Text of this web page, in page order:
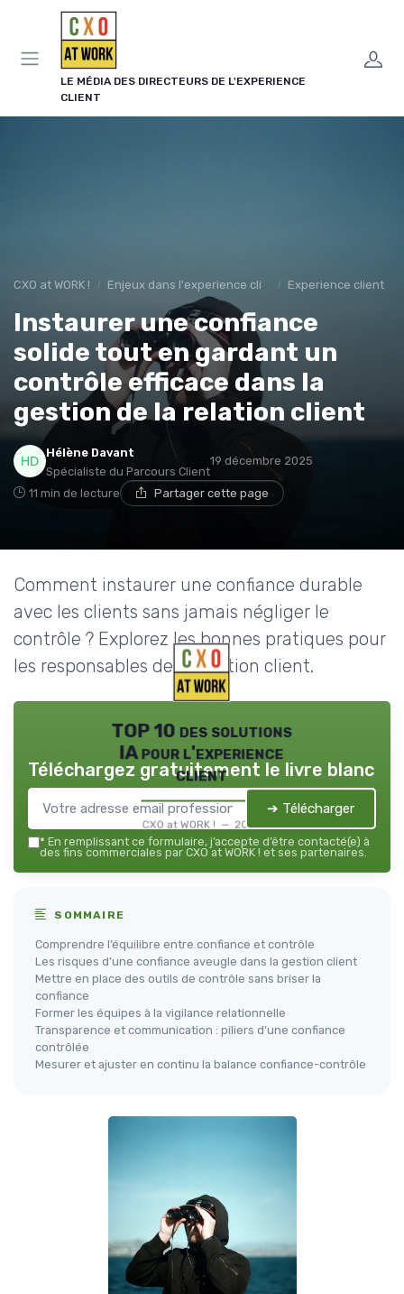
LE MÉDIA DES DIRECTEURS DE L'EXPERIENCE
CLIENT
CXO at WORK ! Enjeux dans l'experience client Experience client
Instaurer une confiance
solide tout en gardant un
contrôle efficace dans la
gestion de la relation client
Hélène Davant
Spécialiste du Parcours Client
19 décembre 2025
11 min de lecture Partager cette page
Comment instaurer une confiance durable
avec les clients sans jamais négliger le
contrôle ? Explorez les bonnes pratiques pour
les responsables de la relation client.
TOP 10 des solutions
IA pour l'experience
client
CXO at WORK ! — 2026
Téléchargez gratuitement le livre blanc
➔ Télécharger
* En remplissant ce formulaire, j’accepte d’être contacté(e) à
des fins commerciales par CXO at WORK ! et ses partenaires.
SOMMAIRE
Comprendre l’équilibre entre confiance et contrôle
Les risques d’une confiance aveugle dans la gestion client
Mettre en place des outils de contrôle sans briser la
confiance
Former les équipes à la vigilance relationnelle
Transparence et communication : piliers d’une confiance
contrôlée
Mesurer et ajuster en continu la balance confiance-contrôle
Panneau de gestion des cookies